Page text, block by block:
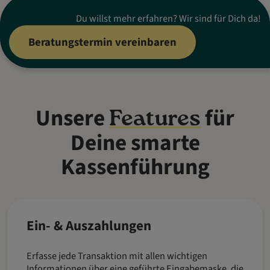
Du willst mehr erfahren? Wir sind für Dich da!
Beratungstermin vereinbaren
UnsereFeaturesfür
Deine smarte
Kassenführung
Ein- & Auszahlungen
Erfasse jede Transaktion mit allen wichtigen